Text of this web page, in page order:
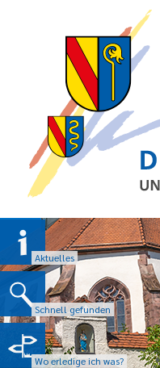
Aktuelles
Schnell gefunden
Wo erledige ich was?